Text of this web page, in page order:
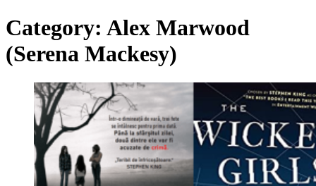
Category: Alex Marwood
(Serena Mackesy)